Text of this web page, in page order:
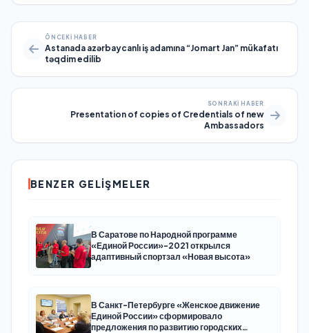
ÖNCEKI HABER
Astanada azərbaycanlı iş adamına “Jomart Jan” mükafatı
təqdim edilib
SONRAKI HABER
Presentation of copies of Credentials of new
Ambassadors
BENZER GELIŞMELER
В Саратове по Народной программе
«Единой России»-2021 открылся
адаптивный спортзал «Новая высота»
В Санкт-Петербурге «Женское движение
Единой России» сформировало
предложения по развитию городских